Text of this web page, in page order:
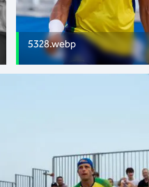
5328.webp